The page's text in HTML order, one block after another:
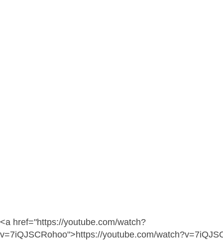
<a href="https://youtube.com/watch?
v=7iQJSCRohoo">https://youtube.com/